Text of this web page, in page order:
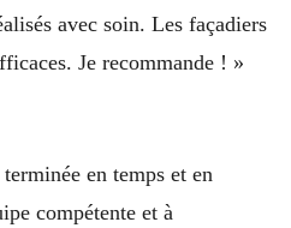
avec soin. Les façadiers
Je recommande ! »
en temps et en
compétente et à